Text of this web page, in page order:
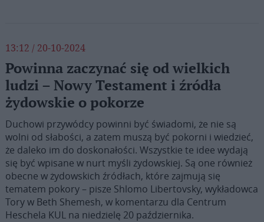
13:12 / 20-10-2024
Powinna zaczynać się od wielkich
ludzi – Nowy Testament i źródła
żydowskie o pokorze
Duchowi przywódcy powinni być świadomi, że nie są
wolni od słabości, a zatem muszą być pokorni i wiedzieć,
że daleko im do doskonałości. Wszystkie te idee wydają
się być wpisane w nurt myśli żydowskiej. Są one również
obecne w żydowskich źródłach, które zajmują się
tematem pokory – pisze Shlomo Libertovsky, wykładowca
Tory w Beth Shemesh, w komentarzu dla Centrum
Heschela KUL na niedzielę 20 października.